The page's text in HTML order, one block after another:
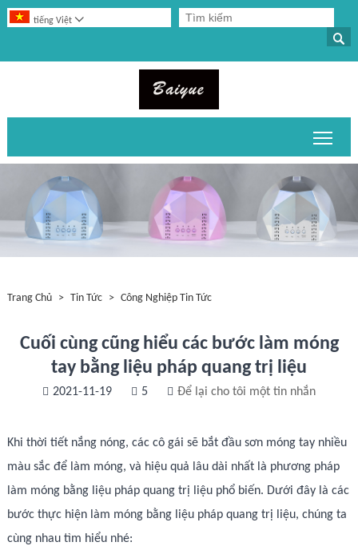

tiếng Việt 
Trang Chủ > Tin Tức > Công Nghiệp Tin Tức
Cuối cùng cũng hiểu các bước làm móng
tay bằng liệu pháp quang trị liệu
2021-11-19 5 Để lại cho tôi một tin nhắn
Khi thời tiết nắng nóng, các cô gái sẽ bắt đầu sơn móng tay nhiều
màu sắc để làm móng, và hiệu quả lâu dài nhất là phương pháp
làm móng bằng liệu pháp quang trị liệu phổ biến. Dưới đây là các
bước thực hiện làm móng bằng liệu pháp quang trị liệu, chúng ta
cùng nhau tìm hiểu nhé: